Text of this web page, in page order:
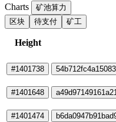
Charts
矿池算力
区块
待支付 矿工
Height
#1401738
#1401648
#1401474